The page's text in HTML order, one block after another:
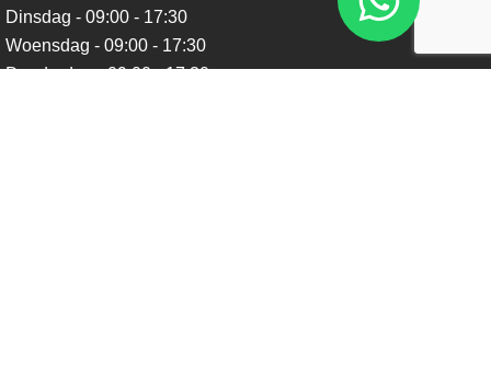
Dinsdag - 09:00 - 17:30
Woensdag - 09:00 - 17:30
Donderdag - 09:00 - 17:30